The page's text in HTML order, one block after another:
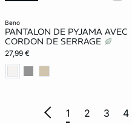
beno
PANTALON DE PYJAMA AVEC
CORDON DE SERRAGE
27,99 €
1 2 3 4